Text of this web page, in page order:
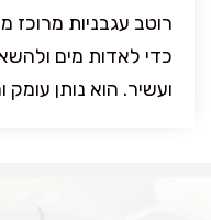
רוטב עגבניות מרוכז
כדי לאדות מים
ועשיר. הוא נותן עומק